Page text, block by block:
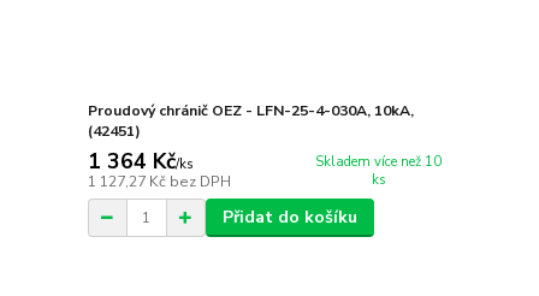
Proudový chránič OEZ - LFN-25-4-030A, 10kA,
(42451)
1 364 Kč/ks
1 127,27 Kč bez DPH
Skladem více než 10
ks
Přidat do košíku